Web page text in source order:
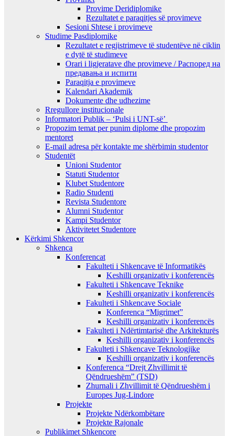
Provime Deridiplomike
Rezultatet e paraqitjes së provimeve
Sesioni Shtese i provimeve
Studime Pasdiplomike
Rezultatet e regjistrimeve të studentëve në ciklin
e dytë të studimeve
Orari i ligjeratave dhe provimeve / Распоред на
предавањa и испити
Paraqitja e provimeve
Kalendari Akademik
Dokumente dhe udhezime
Rregullore institucionale
Informatori Publik – ‘Pulsi i UNT-së’
Propozim temat per punim diplome dhe propozim
mentoret
E-mail adresa për kontakte me shërbimin studentor
Studentët
Unioni Studentor
Statuti Studentor
Klubet Studentore
Radio Studenti
Revista Studentore
Alumni Studentor
Kampi Studentor
Aktivitetet Studentore
Kërkimi Shkencor
Shkenca
Konferencat
Fakulteti i Shkencave të Informatikës
Keshilli organizativ i konferencës
Fakulteti i Shkencave Teknike
Keshilli organizativ i konferencës
Fakulteti i Shkencave Sociale
Konferenca “Migrimet”
Keshilli organizativ i konferencës
Fakulteti i Ndërtimtarisë dhe Arkitekturës
Keshilli organizativ i konferencës
Fakulteti i Shkencave Teknologjike
Keshilli organizativ i konferencës
Konferenca “Drejt Zhvillimit të
Qëndrueshëm” (TSD)
Zhurnali i Zhvillimit të Qëndrueshëm i
Europes Jug-Lindore
Projekte
Projekte Ndërkombëtare
Projekte Rajonale
Publikimet Shkencore